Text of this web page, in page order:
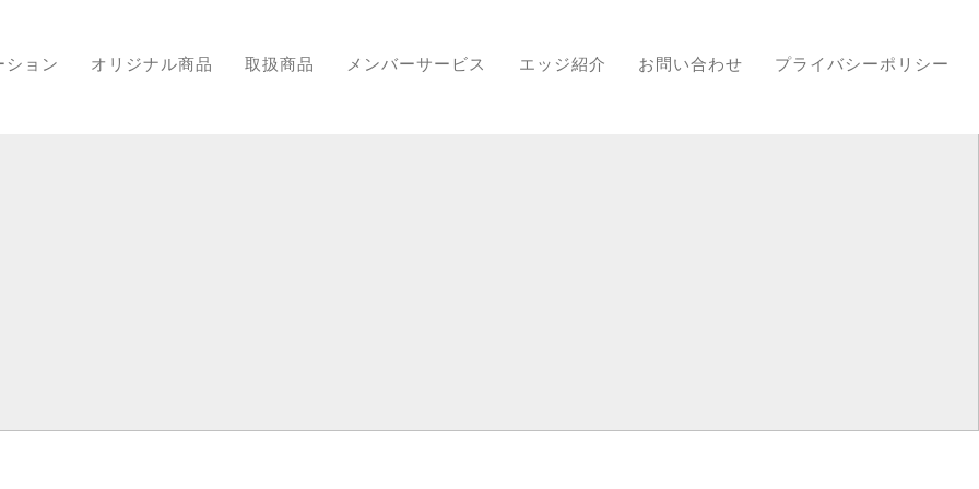
ション オリジナル商品 取扱商品 メンバーサービス エッジ紹介 お問い合わせ プライバシーポリシー